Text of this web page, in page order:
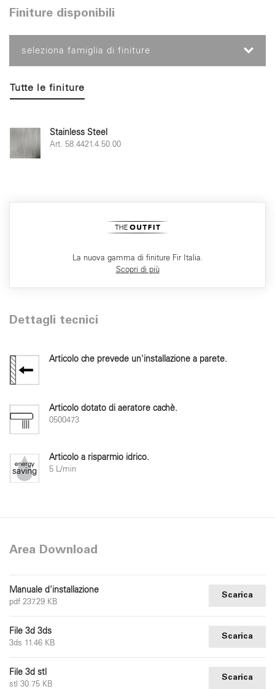
Finiture disponibili
seleziona famiglia di finiture
Tutte le finiture
Stainless Steel
Art. 58.4421.4.50.00
La nuova gamma di finiture Fir Italia.
Scopri di più
Dettagli tecnici
Articolo che prevede un'installazione a parete.
Articolo dotato di aeratore cachè.
0500473
Articolo a risparmio idrico.
5 L/min
Area Download
Manuale d'installazione
pdf 237.29 KB
Scarica
File 3d 3ds
3ds 11.46 KB
Scarica
File 3d stl
stl 30.75 KB
Scarica